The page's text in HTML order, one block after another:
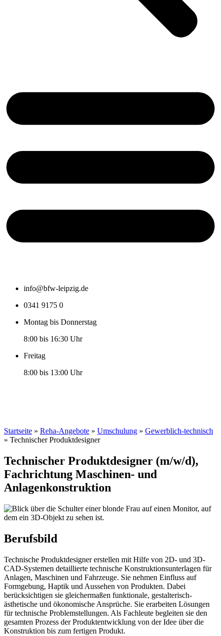
info@bfw-leipzig.de
0341 9175 0
Montag bis Donnerstag
8:00 bis 16:30 Uhr
Freitag
8:00 bis 13:00 Uhr
Startseite » Reha-Angebote » Umschulung » Gewerblich-technisch
» Technischer Produktdesigner
Technischer Produktdesigner (m/w/d),
Fachrichtung Maschinen- und
Anlagenkonstruktion
Berufsbild
Technische Produktdesigner erstellen mit Hilfe von 2D- und 3D-
CAD-Systemen detaillierte technische Konstruktionsunterlagen für
Anlagen, Maschinen und Fahrzeuge. Sie nehmen Einfluss auf
Formgebung, Haptik und Aussehen von Produkten. Dabei
berücksichtigen sie gleichermaßen funktionale, gestalterisch-
ästhetische und ökonomische Ansprüche. Sie erarbeiten Lösungen
für technische Problemstellungen. Als Fachleute begleiten sie den
gesamten Prozess der Produktentwicklung von der Idee über die
Konstruktion bis zum fertigen Produkt.